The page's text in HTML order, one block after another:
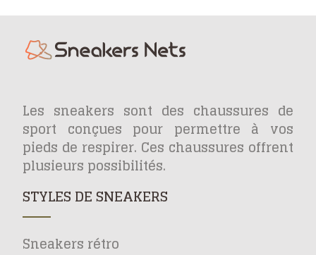
Les sneakers sont des chaussures de
sport conçues pour permettre à vos
pieds de respirer. Ces chaussures offrent
plusieurs possibilités.
STYLES DE SNEAKERS
Sneakers rétro